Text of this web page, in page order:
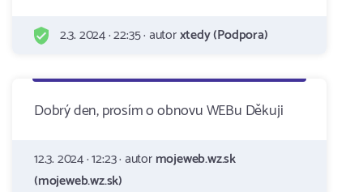
2.3. 2024 · 22:35 · autorxtedy (Podpora)
Dobrý den, prosím o obnovu WEBu Děkuji
12.3. 2024 · 12:23 · autormojeweb.wz.sk
(mojeweb.wz.sk)